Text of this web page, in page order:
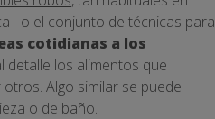
–o el conjunto de técnicas para
cotidianas a los
detalle los alimentos que
Algo similar se puede
o de baño.